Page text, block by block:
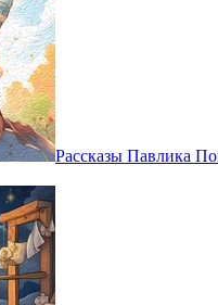
Рассказы Павлика